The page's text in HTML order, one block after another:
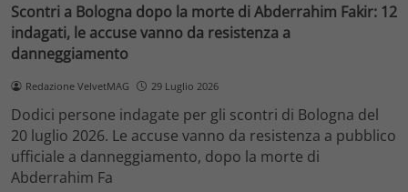
Scontri a Bologna dopo la morte di Abderrahim Fakir: 12
indagati, le accuse vanno da resistenza a
danneggiamento
Redazione VelvetMAG 29 Luglio 2026
Dodici persone indagate per gli scontri di Bologna del
20 luglio 2026. Le accuse vanno da resistenza a pubblico
ufficiale a danneggiamento, dopo la morte di
Abderrahim Fa